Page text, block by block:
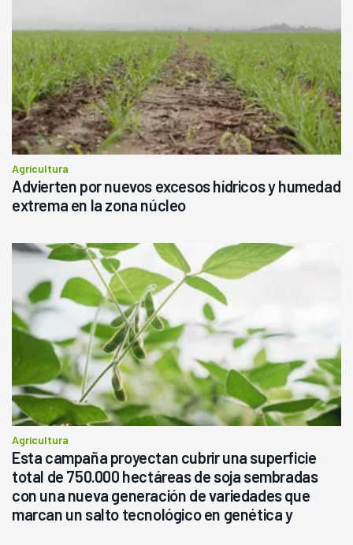
Agricultura
Advierten por nuevos excesos hídricos y humedad
extrema en la zona núcleo
Agricultura
Esta campaña proyectan cubrir una superficie
total de 750.000 hectáreas de soja sembradas
con una nueva generación de variedades que
marcan un salto tecnológico en genética y